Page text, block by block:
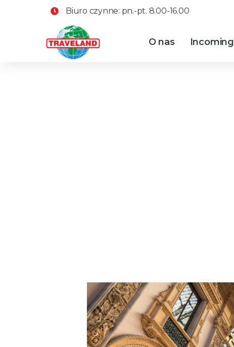
Biuro czynne: pn.-pt. 8.00-16.00
O nas Incoming